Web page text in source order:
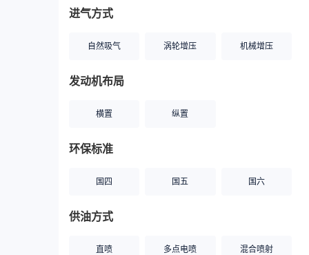
进气方式
自然吸气 涡轮增压 机械增压
发动机布局
横置 纵置
环保标准
国四 国五 国六
供油方式
直喷 多点电喷 混合喷射